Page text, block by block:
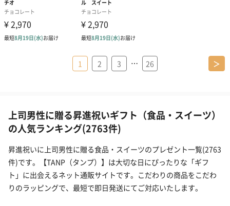
1 2 3 … 26 ＞
上司男性に贈る昇進祝いギフト（食品・スイーツ）
の人気ランキング(2763件)
昇進祝いに上司男性に贈る食品・スイーツのプレゼント一覧(2763
件)です。【TANP（タンプ）】は大切な日にぴったりな「ギフ
ト」に出会えるネット通販サイトです。こだわりの商品をこだわ
りのラッピングで、最短で即日発送にてご対応いたします。